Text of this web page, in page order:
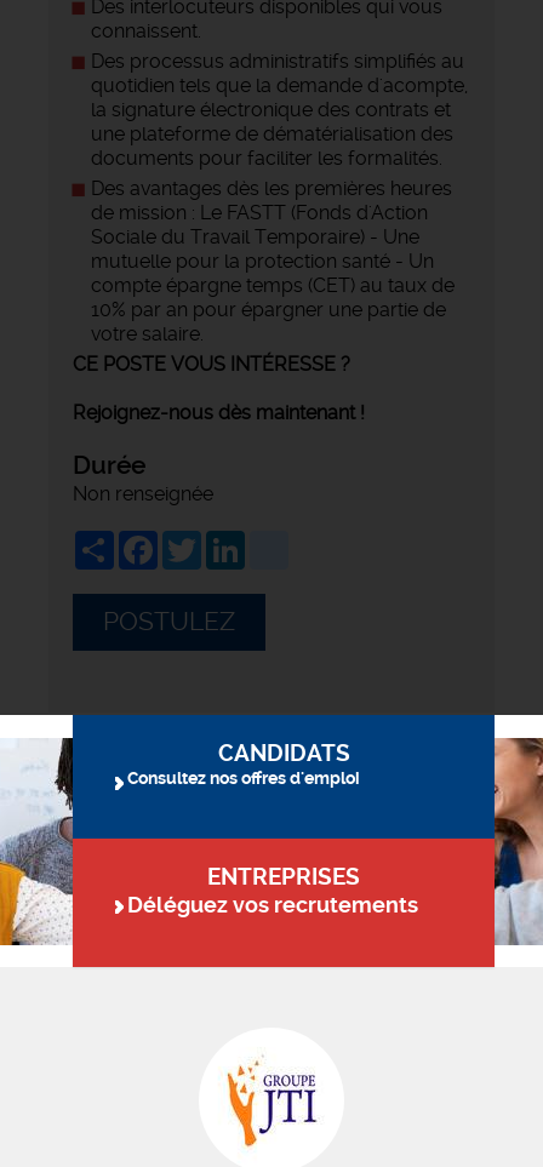
Des interlocuteurs disponibles qui vous
connaissent.
Des processus administratifs simplifiés au
quotidien tels que la demande d'acompte,
la signature électronique des contrats et
une plateforme de dématérialisation des
documents pour faciliter les formalités.
Des avantages dès les premières heures
de mission : Le FASTT (Fonds d'Action
Sociale du Travail Temporaire) - Une
mutuelle pour la protection santé - Un
compte épargne temps (CET) au taux de
10% par an pour épargner une partie de
votre salaire.
CE POSTE VOUS INTÉRESSE ?
Rejoignez-nous dès maintenant !
Durée
Non renseignée
ShareFacebook
Twitter
POSTULEZ
CANDIDATS
Consultez nos offres d'emploi
ENTREPRISES
Déléguez vos recrutements